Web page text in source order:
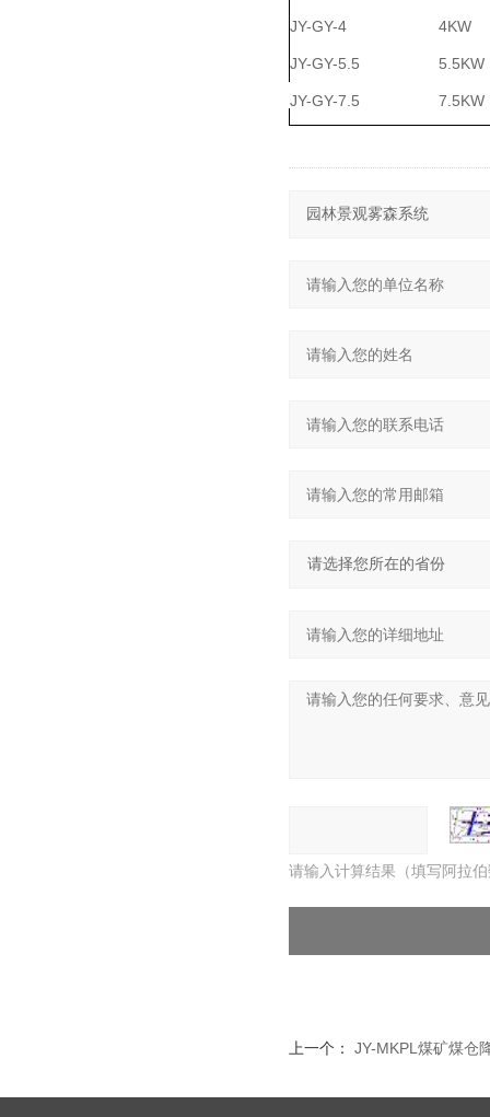
JY-GY-4 4KW
JY-GY-5.5 5.5KW
JY-GY-7.5 7.5KW
请输入计算结果（填写阿拉
上一个： JY-MKPL煤矿煤仓